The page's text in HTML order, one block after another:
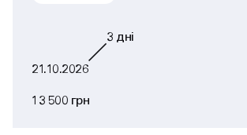
21.10.2026
3 дні
13 500 грн